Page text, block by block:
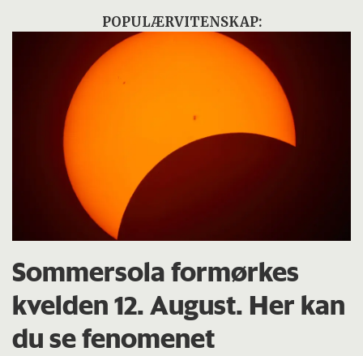
POPULÆRVITENSKAP:
Sommersola formørkes
kvelden 12. August. Her kan
du se fenomenet